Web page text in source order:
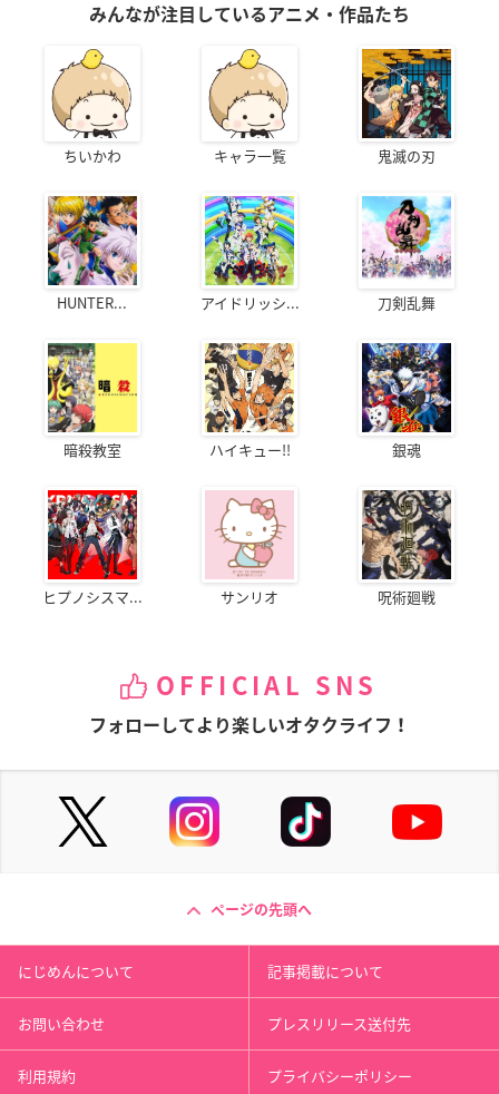
みんなが注目しているアニメ・作品たち
ちいかわ キャラ一覧 鬼滅の刃
HUNTER... アイドリッシ... 刀剣乱舞
暗殺教室 ハイキュー!! 銀魂
ヒプノシスマ... サンリオ 呪術廻戦
OFFICIAL SNS
フォローしてより楽しいオタクライフ！
ページの先頭へ
にじめんについて 記事掲載について
お問い合わせ プレスリリース送付先
利用規約 プライバシーポリシー